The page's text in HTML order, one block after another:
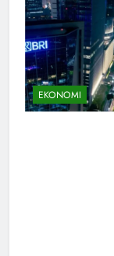
EKONOMI